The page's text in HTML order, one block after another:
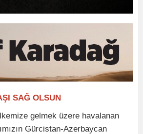
SAĞ OLSUN
gelmek üzere havalanan
Gürcistan-Azerbaycan